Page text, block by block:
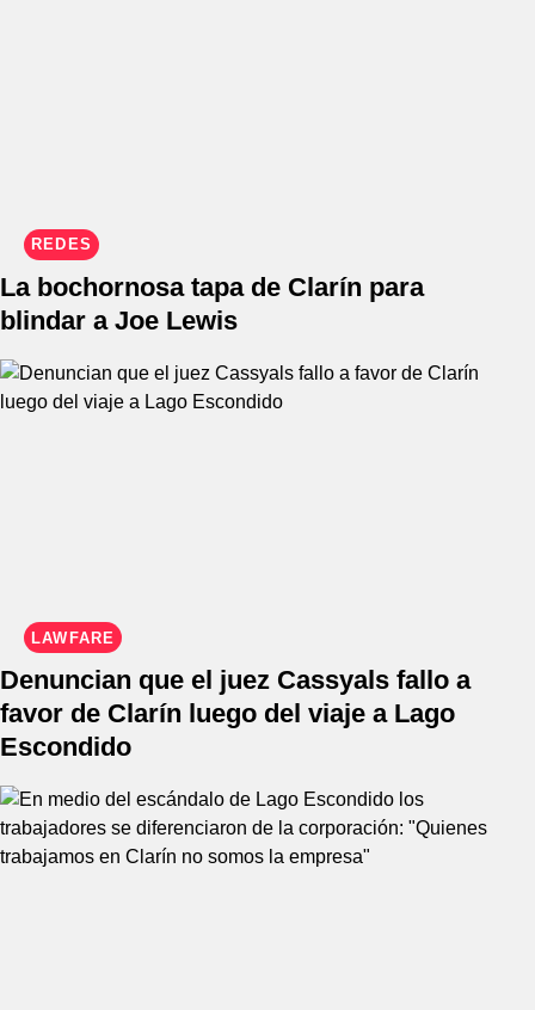
REDES
La bochornosa tapa de Clarín para
blindar a Joe Lewis
LAWFARE
Denuncian que el juez Cassyals fallo a
favor de Clarín luego del viaje a Lago
Escondido